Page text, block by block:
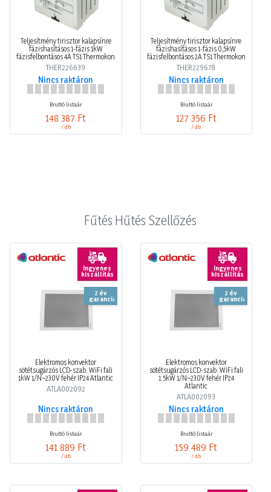
Teljesítmény tirisztor kalapsínre
fázishasításos 1-fázis 1kW
fázisfelbontásos 4A TS1 Thermokon
THER226639
Nincs raktáron
Bruttó listaár
148 387 Ft
/ db
Teljesítmény tirisztor kalapsínre
fázishasításos 1-fázis 0,5kW
fázisfelbontásos 2A TS1 Thermokon
THER229678
Nincs raktáron
Bruttó listaár
127 356 Ft
/ db
Fűtés Hűtés Szellőzés
Ingyenes
kiszállítás
2 év
garancia
Elektromos konvektor
sötétsugárzós LCD-szab. WiFi fali
1kW 1/N~230V fehér IP24 Atlantic
ATLA002092
Nincs raktáron
Bruttó listaár
141 889 Ft
/ db
Ingyenes
kiszállítás
2 év
garancia
Elektromos konvektor
sötétsugárzós LCD-szab. WiFi fali
1.5kW 1/N~230V fehér IP24
Atlantic
ATLA002093
Nincs raktáron
Bruttó listaár
159 489 Ft
/ db